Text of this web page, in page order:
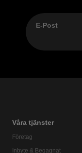
E-Post
Våra tjänster
Företag
Inbyte & Begagnat